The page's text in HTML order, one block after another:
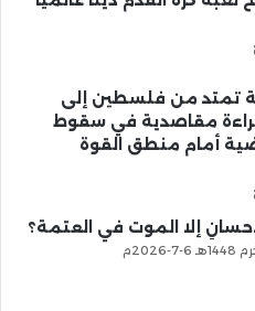
تمتد من فلسطين إلى
مقاصدية في سقوط
أمام منطق القوة
إلا الموت في العتمة؟